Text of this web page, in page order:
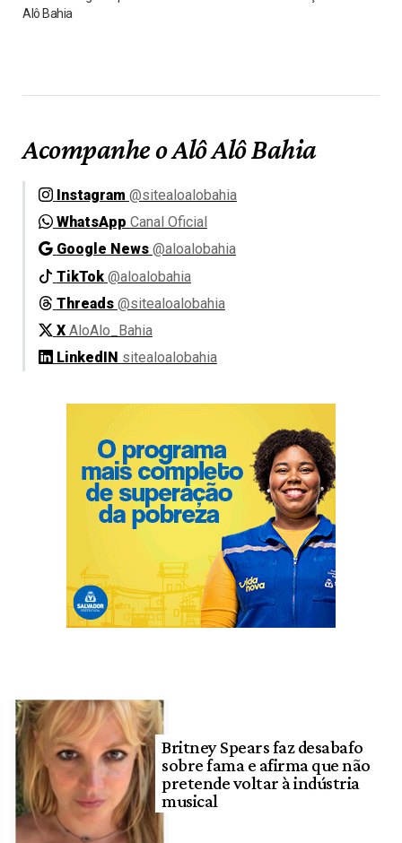
Alô Bahia
Acompanhe o Alô Alô Bahia
Instagram @sitealoalobahia
WhatsApp Canal Oficial
Google News @aloalobahia
TikTok @aloalobahia
Threads @sitealoalobahia
X AloAlo_Bahia
LinkedIN sitealoalobahia
Britney Spears faz desabafo
sobre fama e afirma que não
pretende voltar à indústria
musical